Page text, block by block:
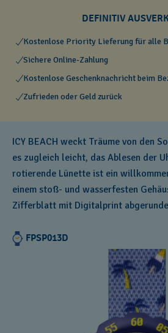
DEFINITIV
Kostenlose Priority Lieferung für alle
Sichere Online-Zahlung
Kostenlose Geschenknachricht beim
Zufrieden oder Geld zurück
ICY BEACH weckt Träume von den
es zugleich leicht, das Ablesen der
rotierende Lünette ist ein
einem stoß- und wasserfesten
Zifferblatt mit Digitalprint
FPSP013D